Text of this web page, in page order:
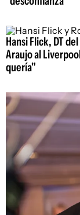
Hansi Flick, DT
Araujo al
quería"